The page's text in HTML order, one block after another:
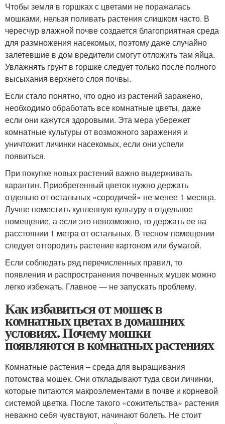
Чтобы земля в горшках с цветами не поражалась
мошками, нельзя поливать растения слишком часто. В
чересчур влажной почве создается благоприятная среда
для размножения насекомых, поэтому даже случайно
залетевшие в дом вредители смогут отложить там яйца.
Увлажнять грунт в горшке следует только после полного
высыхания верхнего слоя почвы.
Если стало понятно, что одно из растений заражено,
необходимо обработать все комнатные цветы, даже
если они кажутся здоровыми. Эта мера убережет
комнатные культуры от возможного заражения и
уничтожит личинки насекомых, если они успели
появиться.
При покупке новых растений важно выдерживать
карантин. Приобретенный цветок нужно держать
отдельно от остальных «сородичей» не менее 1 месяца.
Лучше поместить купленную культуру в отдельное
помещение, а если это невозможно, то держать ее на
расстоянии 1 метра от остальных. В тесном помещении
следует отгородить растение картоном или бумагой.
Если соблюдать ряд перечисленных правил, то
появления и распространения почвенных мушек можно
легко избежать. Главное — не запускать проблему.
Как избавиться от мошек в
комнатных цветах в домашних
условиях. Почему мошки
появляются в комнатных растениях
Комнатные растения – среда для выращивания
потомства мошек. Они откладывают туда свои личинки,
которые питаются макроэлементами в почве и корневой
системой цветка. После такого «сожительства» растения
неважно себя чувствуют, начинают болеть. Не стоит